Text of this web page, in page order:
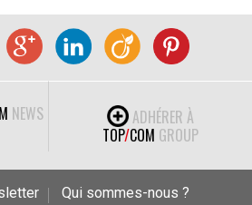
NEWS
ADHÉRER À
TOP/COM GROUP
Qui sommes-nous ?